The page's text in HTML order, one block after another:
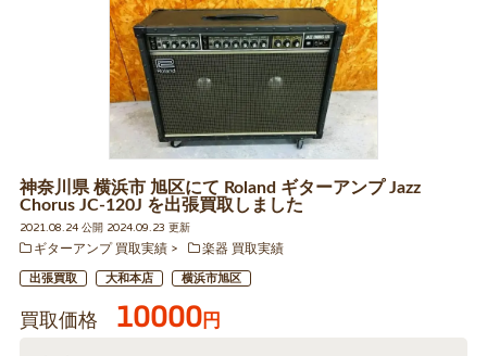
神奈川県 横浜市 旭区にて Roland ギターアンプ Jazz
Chorus JC-120J を出張買取しました
2021.08.24 公開 2024.09.23 更新
ギターアンプ 買取実績
楽器 買取実績
出張買取 大和本店 横浜市旭区
買取価格 10000円